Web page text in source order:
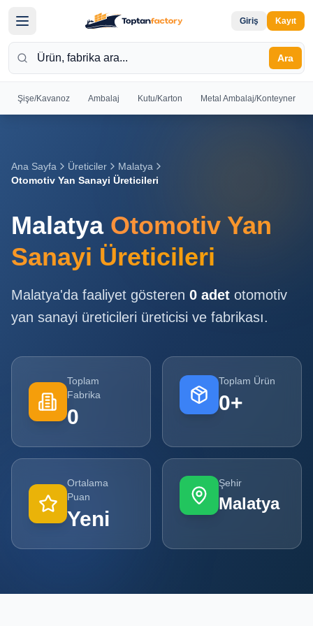
Giriş Kayıt
Ara
Şişe/Kavanoz Ambalaj Kutu/Karton Metal Ambalaj/Konteyner
Giriş yapın
veya kayıt
Giriş
Kayıt
Ol
Ana
Sayfa
Tüm
Ürünler
POPÜLER
KATEGORILER
Şişe ve Kavanoz Üreticileri
Ambalaj Üreticileri
Ana Sayfa Üreticiler
Malatya
Otomotiv Yan Sanayi Üreticileri
Malatya Otomotiv Yan
Sanayi Üreticileri
Malatya'da faaliyet gösteren 0 adet otomotiv
yan sanayi üreticileri üreticisi ve fabrikası.
Toplam
Fabrika
0
Toplam Ürün
0+
Ortalama
Puan
Yeni
Şehir
Malatya